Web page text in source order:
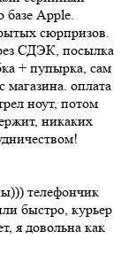
базе Apple.
сюрпризов.
СДЭК, посылка
+ пупырка, сам
оплата
ноут, потом
никаких
телефончик
быстро, курьер
я довольна как